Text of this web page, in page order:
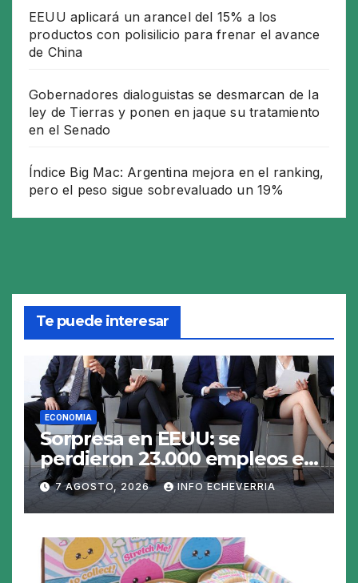
EEUU aplicará un arancel del 15% a los
productos con polisilicio para frenar el avance
de China
Gobernadores dialoguistas se desmarcan de la
ley de Tierras y ponen en jaque su tratamiento
en el Senado
Índice Big Mac: Argentina mejora en el ranking,
pero el peso sigue sobrevaluado un 19%
Te puede interesar
ECONOMIA
Sorpresa en EEUU: se
perdieron 23.000 empleos en
julio y el mercado recalcula
las perspectivas para las
tasas
7 AGOSTO, 2026 INFO ECHEVERRIA